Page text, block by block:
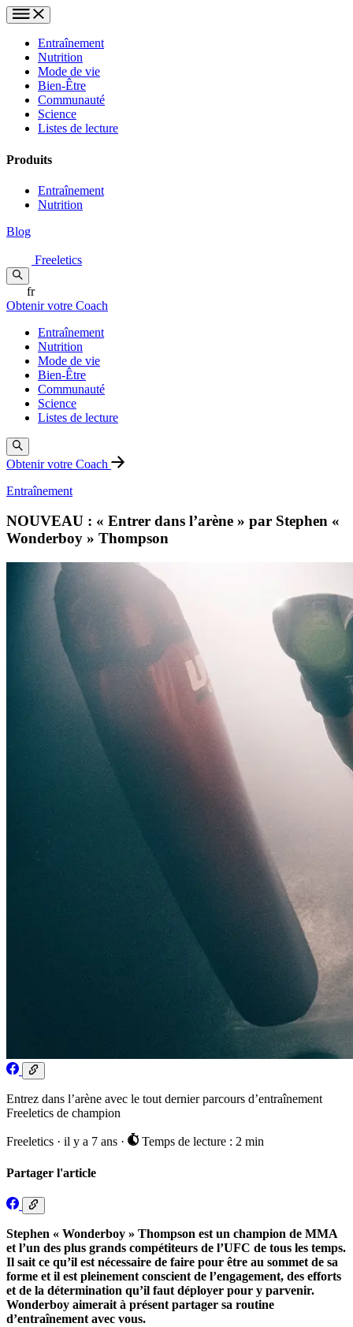
Entraînement
Nutrition
Mode de vie
Bien-Être
Communauté
Science
Listes de lecture
Produits
Entraînement
Nutrition
Blog
Freeletics
fr
Obtenir votre Coach
Entraînement
Nutrition
Mode de vie
Bien-Être
Communauté
Science
Listes de lecture
Obtenir votre Coach
Entraînement
NOUVEAU : « Entrer dans l’arène » par Stephen «
Wonderboy » Thompson
Entrez dans l’arène avec le tout dernier parcours d’entraînement
Freeletics de champion
Freeletics · il y a 7 ans · Temps de lecture : 2 min
Partager l'article
Stephen « Wonderboy » Thompson est un champion de MMA
et l’un des plus grands compétiteurs de l’UFC de tous les temps.
Il sait ce qu’il est nécessaire de faire pour être au sommet de sa
forme et il est pleinement conscient de l’engagement, des efforts
et de la détermination qu’il faut déployer pour y parvenir.
Wonderboy aimerait à présent partager sa routine
d’entraînement avec vous.